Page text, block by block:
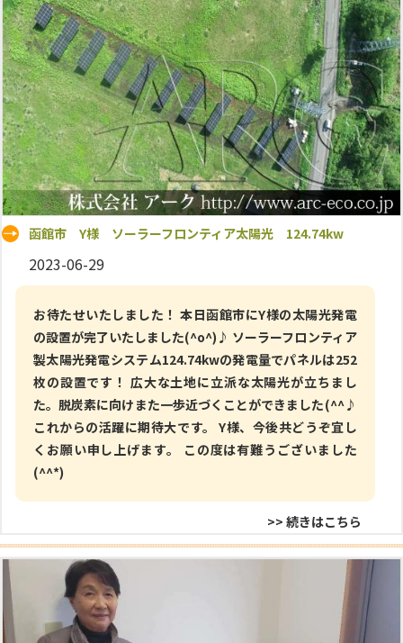
函館市 Y様 ソーラーフロンティア太陽光 124.74kw
2023-06-29
お待たせいたしました！ 本日函館市にY様の太陽光発電
の設置が完了いたしました(^o^)♪ ソーラーフロンティア
製太陽光発電システム124.74kwの発電量でパネルは252
枚の設置です！ 広大な土地に立派な太陽光が立ちまし
た。脱炭素に向けまた一歩近づくことができました(^^♪
これからの活躍に期待大です。 Y様、今後共どうぞ宜し
くお願い申し上げます。 この度は有難うございました
(^^*)
>> 続きはこちら